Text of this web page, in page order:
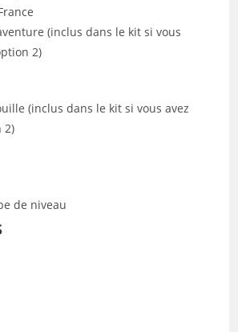
(inclus dans le kit si vous
2)
(inclus dans le kit si vous avez
2)
de niveau